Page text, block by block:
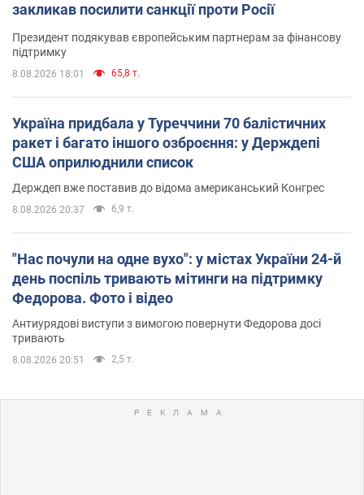
закликав посилити санкції проти Росії
Президент подякував європейським партнерам за фінансову
підтримку
8.08.2026 18:01 65,8 т.
Україна придбала у Туреччини 70 балістичних
ракет і багато іншого озброєння: у Держдепі
США оприлюднили список
Держдеп вже поставив до відома американський Конгрес
8.08.2026 20:37 6,9 т.
"Нас почули на одне вухо": у містах України 24-й
день поспіль тривають мітинги на підтримку
Федорова. Фото і відео
Антиурядові виступи з вимогою повернути Федорова досі
тривають
8.08.2026 20:51 2,5 т.